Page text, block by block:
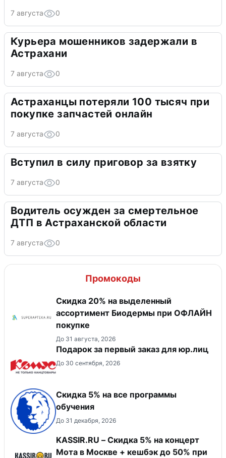
7 августа 0
Курьера мошенников задержали в
Астрахани
7 августа 0
Астраханцы потеряли 100 тысяч при
покупке запчастей онлайн
7 августа 0
Вступил в силу приговор за взятку
7 августа 0
Водитель осужден за смертельное
ДТП в Астраханской области
7 августа 0
Промокоды
Скидка 20% на выделенный
ассортимент Биодермы при ОФЛАЙН
покупке
До 31 августа, 2026
Подарок за первый заказ для юр.лиц
До 30 сентября, 2026
Скидка 5% на все программы
обучения
До 31 декабря, 2026
KASSIR.RU – Скидка 5% на концерт
Мота в Москве + кешбэк до 50% при